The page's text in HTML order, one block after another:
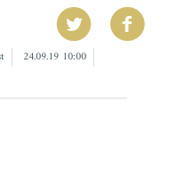
24.09.19 10:00